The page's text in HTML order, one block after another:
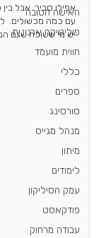
האישה הטובה
פוליטיקה ארגונית
חווית מועמד
כללי
ספרים
סורסינג
מנהל מגייס
מיתון
לימודים
עמק הסיליקון
פודקאסט
עבודה מרחוק
אפילו סביר. אבל
עם כמה מכשולים.
יש מי ששוכח שגם